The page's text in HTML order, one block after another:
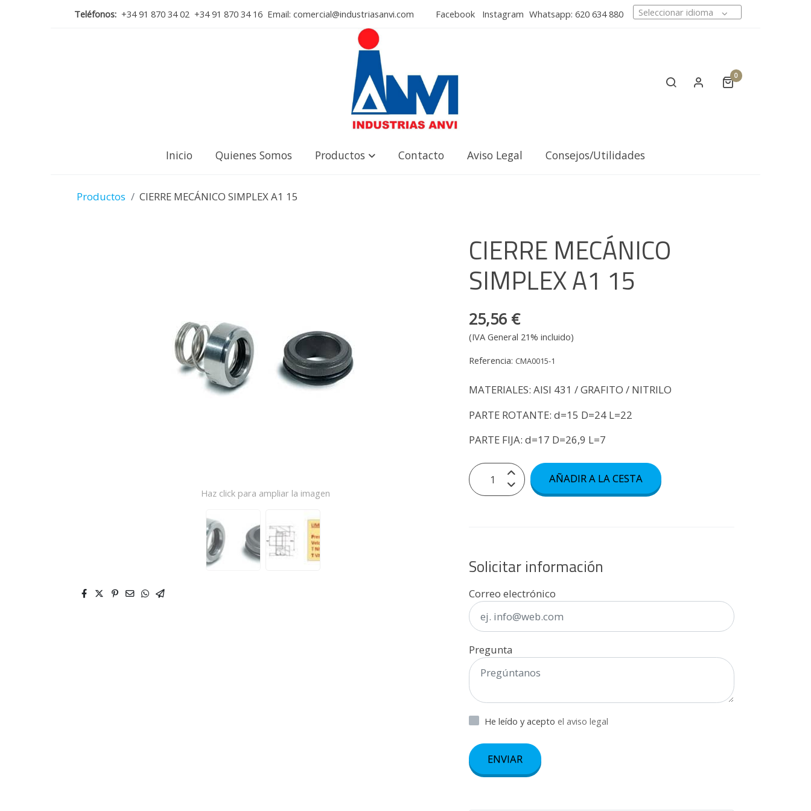
Teléfonos: +34 91 870 34 02 +34 91 870 34 16 Email: comercial@industriasanvi.com Facebook Instagram Whatsapp: 620 634 880 Seleccionar idioma
0
Inicio Quienes Somos Productos Contacto Aviso Legal Consejos/Utilidades
Productos CIERRE MECÁNICO SIMPLEX A1 15
Haz click para ampliar la imagen
CIERRE MECÁNICO
SIMPLEX A1 15
25,56 €
(IVA General 21% incluido)
Referencia: CMA0015-1
MATERIALES: AISI 431 / GRAFITO / NITRILO
PARTE ROTANTE: d=15 D=24 L=22
PARTE FIJA: d=17 D=26,9 L=7
AÑADIR A LA CESTA
Solicitar información
Correo electrónico
Pregunta
He leído y acepto el aviso legal
ENVIAR